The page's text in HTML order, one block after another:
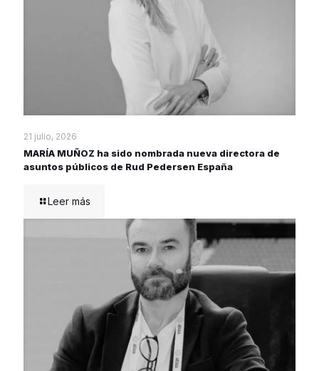
21 julio, 2026
MARÍA MUÑOZ ha sido nombrada nueva directora de
asuntos públicos de Rud Pedersen España
Leer más